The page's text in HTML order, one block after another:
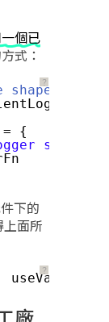
個已
式：
？
of
= {
says
下的
面所
？
useValue:
廠